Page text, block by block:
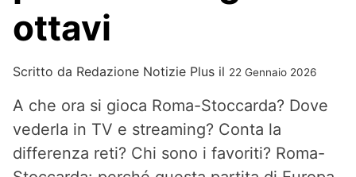
ottavi
Scritto da Redazione Notizie Plus il 22 Gennaio 2026
A che ora si gioca Roma-Stoccarda? Dove
vederla in TV e streaming? Conta la
differenza reti? Chi sono i favoriti? Roma-